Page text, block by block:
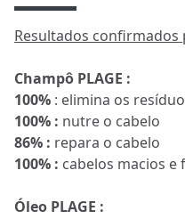
Resultados
Champô PLAGE :
100% : elimina os
100% : nutre o cabelo
86% : repara o cabelo
100% : cabelos macios e
Óleo PLAGE :